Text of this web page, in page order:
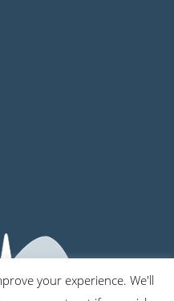
your experience. We'll